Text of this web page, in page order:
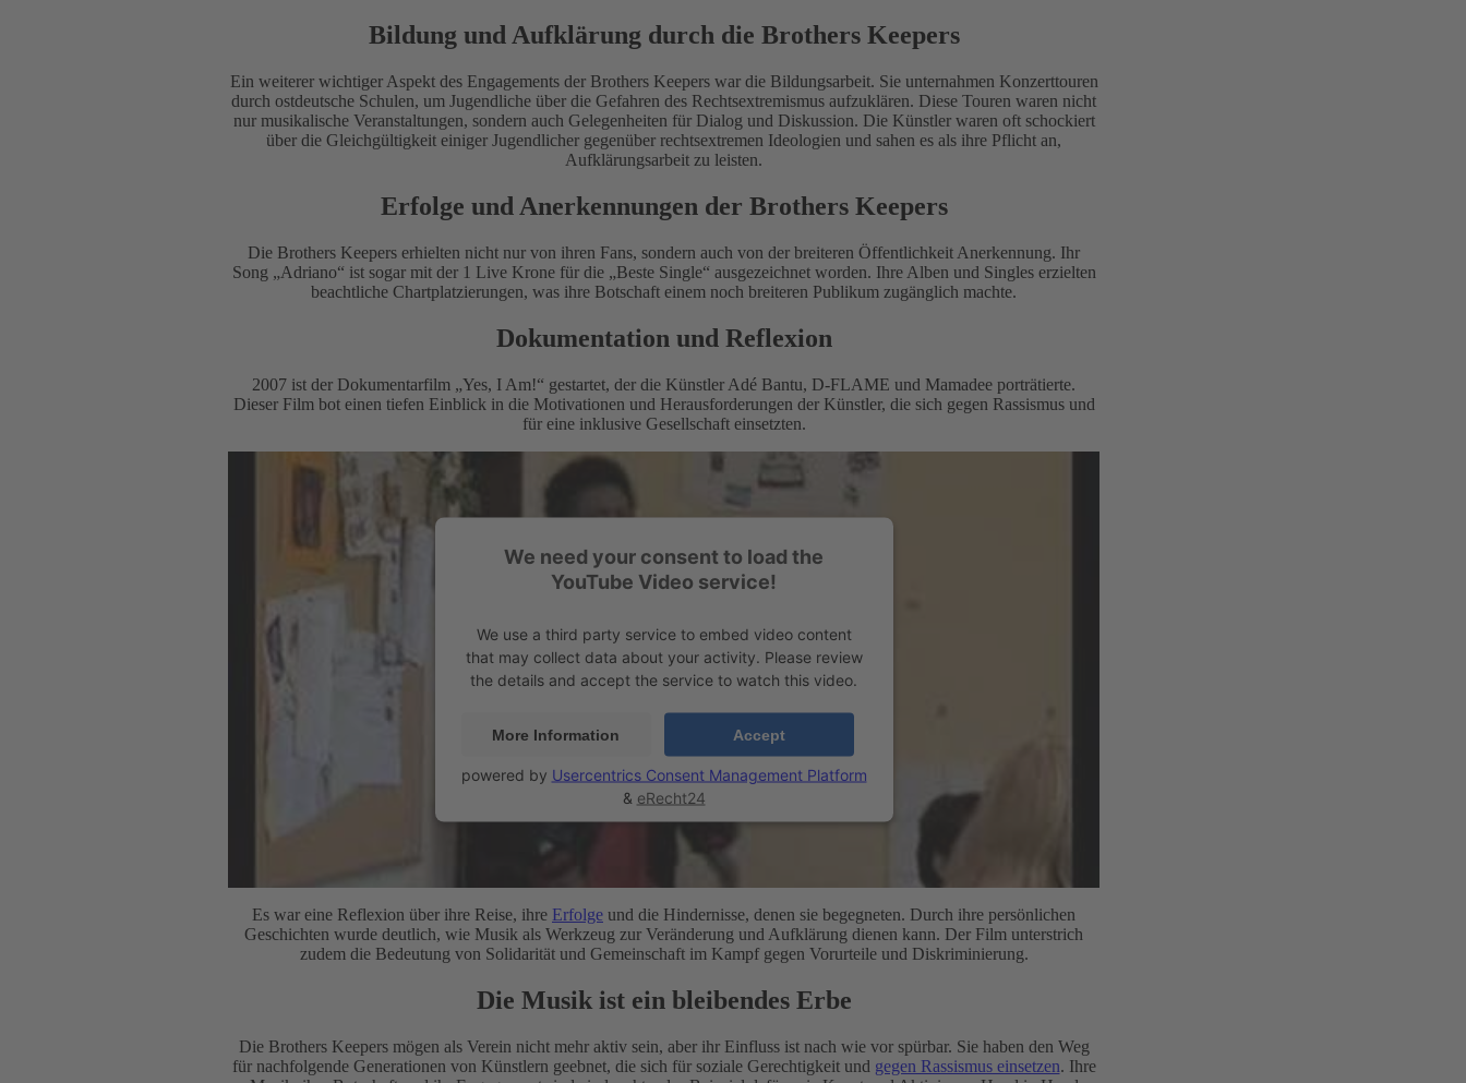
Bildung und Aufklärung durch die Brothers Keepers
Ein weiterer wichtiger Aspekt des Engagements der Brothers Keepers war die Bildungsarbeit. Sie unternahmen Konzerttouren
durch ostdeutsche Schulen, um Jugendliche über die Gefahren des Rechtsextremismus aufzuklären. Diese Touren waren nicht
nur musikalische Veranstaltungen, sondern auch Gelegenheiten für Dialog und Diskussion. Die Künstler waren oft schockiert
über die Gleichgültigkeit einiger Jugendlicher gegenüber rechtsextremen Ideologien und sahen es als ihre Pflicht an,
Aufklärungsarbeit zu leisten.
Erfolge und Anerkennungen der Brothers Keepers
Die Brothers Keepers erhielten nicht nur von ihren Fans, sondern auch von der breiteren Öffentlichkeit Anerkennung. Ihr
Song „Adriano“ ist sogar mit der 1 Live Krone für die „Beste Single“ ausgezeichnet worden. Ihre Alben und Singles erzielten
beachtliche Chartplatzierungen, was ihre Botschaft einem noch breiteren Publikum zugänglich machte.
Dokumentation und Reflexion
2007 ist der Dokumentarfilm „Yes, I Am!“ gestartet, der die Künstler Adé Bantu, D-FLAME und Mamadee porträtierte.
Dieser Film bot einen tiefen Einblick in die Motivationen und Herausforderungen der Künstler, die sich gegen Rassismus und
für eine inklusive Gesellschaft einsetzten.
We need your consent to load the
YouTube Video service!
We use a third party service to embed video content
that may collect data about your activity. Please review
the details and accept the service to watch this video.
More Information Accept
powered by Usercentrics Consent Management Platform
& eRecht24
Es war eine Reflexion über ihre Reise, ihre Erfolge und die Hindernisse, denen sie begegneten. Durch ihre persönlichen
Geschichten wurde deutlich, wie Musik als Werkzeug zur Veränderung und Aufklärung dienen kann. Der Film unterstrich
zudem die Bedeutung von Solidarität und Gemeinschaft im Kampf gegen Vorurteile und Diskriminierung.
Die Musik ist ein bleibendes Erbe
Die Brothers Keepers mögen als Verein nicht mehr aktiv sein, aber ihr Einfluss ist nach wie vor spürbar. Sie haben den Weg
für nachfolgende Generationen von Künstlern geebnet, die sich für soziale Gerechtigkeit und gegen Rassismus einsetzen. Ihre